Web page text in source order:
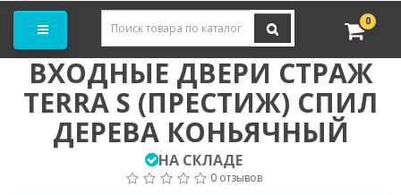
0
ВХОДНЫЕ ДВЕРИ СТРАЖ
TERRA S (ПРЕСТИЖ) СПИЛ
ДЕРЕВА КОНЬЯЧНЫЙ
НА СКЛАДЕ
0 отзывов